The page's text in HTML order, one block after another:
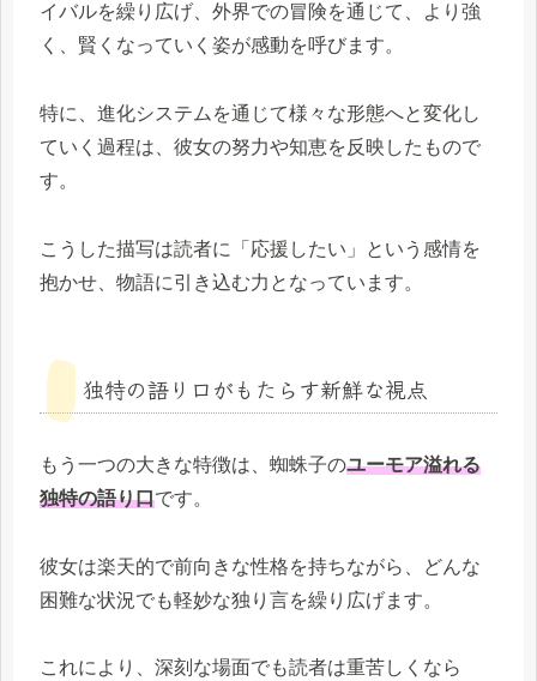
イバルを繰り広げ、外界での冒険を通じて、より強
く、賢くなっていく姿が感動を呼びます。
特に、進化システムを通じて様々な形態へと変化し
ていく過程は、彼女の努力や知恵を反映したもので
す。
こうした描写は読者に「応援したい」という感情を
抱かせ、物語に引き込む力となっています。
独特の語り口がもたらす新鮮な視点
もう一つの大きな特徴は、蜘蛛子のユーモア溢れる
独特の語り口です。
彼女は楽天的で前向きな性格を持ちながら、どんな
困難な状況でも軽妙な独り言を繰り広げます。
これにより、深刻な場面でも読者は重苦しくなら